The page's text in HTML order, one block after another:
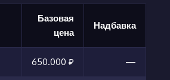
Базовая
цена
Надбавка
650.000 ₽ —